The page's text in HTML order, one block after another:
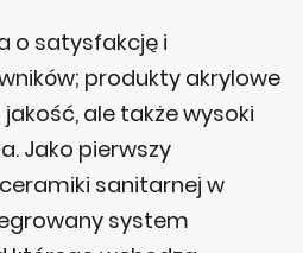
o satysfakcję i
produkty akrylowe
ale także wysoki
Jako pierwszy
sanitarnej w
system